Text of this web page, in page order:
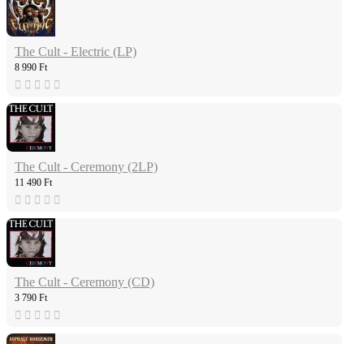
The Cult - Electric (LP)
8 990 Ft
The Cult - Ceremony (2LP)
11 490 Ft
The Cult - Ceremony (CD)
3 790 Ft